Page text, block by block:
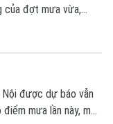
của đợt mưa vừa,
được dự báo vẫn
mưa lần này, mưa